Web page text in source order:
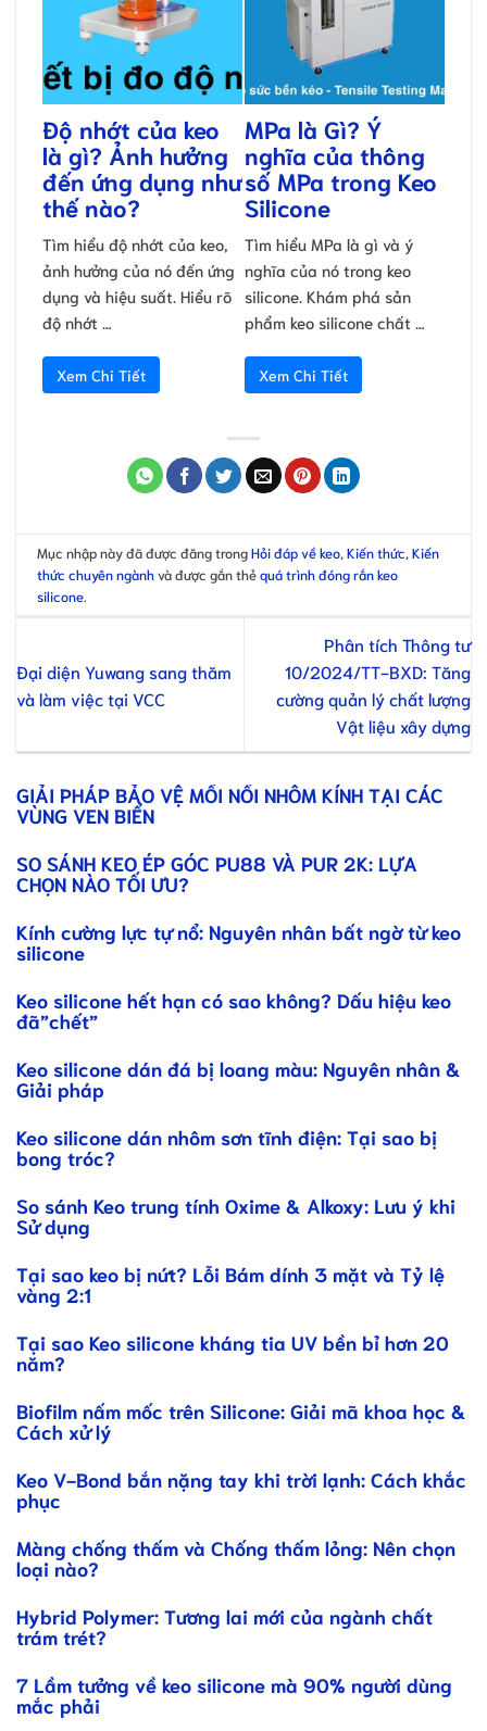
Độ nhớt của keo
là gì? Ảnh hưởng
đến ứng dụng như
thế nào?
Tìm hiểu độ nhớt của keo,
ảnh hưởng của nó đến ứng
dụng và hiệu suất. Hiểu rõ
độ nhớt …
Xem Chi Tiết
MPa là Gì? Ý
nghĩa của thông
số MPa trong Keo
Silicone
Tìm hiểu MPa là gì và ý
nghĩa của nó trong keo
silicone. Khám phá sản
phẩm keo silicone chất …
Xem Chi Tiết
Mục nhập này đã được đăng trongHỏi đáp về keo,Kiến thức,Kiến
thức chuyên ngànhvà được gắn thẻquá trình đóng rắn keo
silicone.
Đại diện Yuwang sang thăm
và làm việc tại VCC
Phân tích Thông tư
10/2024/TT-BXD: Tăng
cường quản lý chất lượng
Vật liệu xây dựng
GIẢI PHÁP BẢO VỆ MỐI NỐI NHÔM KÍNH TẠI CÁC
VÙNG VEN BIỂN
SO SÁNH KEO ÉP GÓC PU88 VÀ PUR 2K: LỰA
CHỌN NÀO TỐI ƯU?
Kính cường lực tự nổ: Nguyên nhân bất ngờ từ keo
silicone
Keo silicone hết hạn có sao không? Dấu hiệu keo
đã”chết”
Keo silicone dán đá bị loang màu: Nguyên nhân &
Giải pháp
Keo silicone dán nhôm sơn tĩnh điện: Tại sao bị
bong tróc?
So sánh Keo trung tính Oxime & Alkoxy: Lưu ý khi
Sử dụng
Tại sao keo bị nứt? Lỗi Bám dính 3 mặt và Tỷ lệ
vàng 2:1
Tại sao Keo silicone kháng tia UV bền bỉ hơn 20
năm?
Biofilm nấm mốc trên Silicone: Giải mã khoa học &
Cách xử lý
Keo V-Bond bắn nặng tay khi trời lạnh: Cách khắc
phục
Màng chống thấm và Chống thấm lỏng: Nên chọn
loại nào?
Hybrid Polymer: Tương lai mới của ngành chất
trám trét?
7 Lầm tưởng về keo silicone mà 90% người dùng
mắc phải